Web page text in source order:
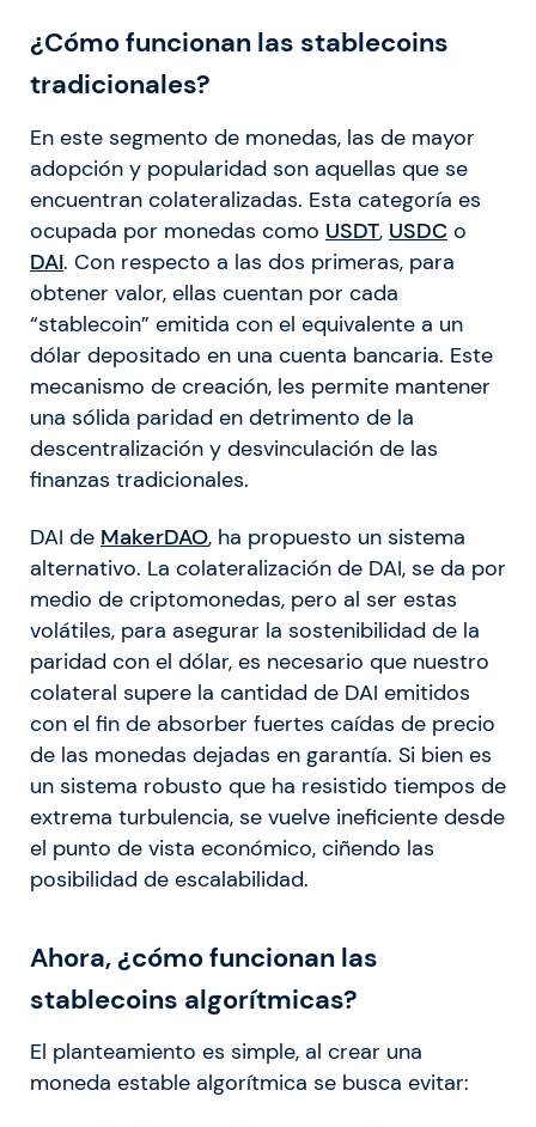
¿Cómo funcionan las stablecoins
tradicionales?
En este segmento de monedas, las de mayor
adopción y popularidad son aquellas que se
encuentran colateralizadas. Esta categoría es
ocupada por monedas como USDT, USDC o
DAI. Con respecto a las dos primeras, para
obtener valor, ellas cuentan por cada
“stablecoin” emitida con el equivalente a un
dólar depositado en una cuenta bancaria. Este
mecanismo de creación, les permite mantener
una sólida paridad en detrimento de la
descentralización y desvinculación de las
finanzas tradicionales.
DAI de MakerDAO, ha propuesto un sistema
alternativo. La colateralización de DAI, se da por
medio de criptomonedas, pero al ser estas
volátiles, para asegurar la sostenibilidad de la
paridad con el dólar, es necesario que nuestro
colateral supere la cantidad de DAI emitidos
con el fin de absorber fuertes caídas de precio
de las monedas dejadas en garantía. Si bien es
un sistema robusto que ha resistido tiempos de
extrema turbulencia, se vuelve ineficiente desde
el punto de vista económico, ciñendo las
posibilidad de escalabilidad.
Ahora, ¿cómo funcionan las
stablecoins algorítmicas?
El planteamiento es simple, al crear una
moneda estable algorítmica se busca evitar: